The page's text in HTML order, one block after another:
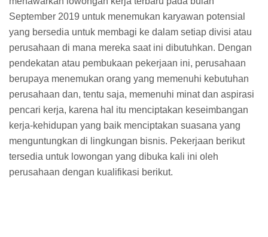
September 2019 untuk menemukan karyawan potensial
yang bersedia untuk membagi ke dalam setiap divisi atau
perusahaan di mana mereka saat ini dibutuhkan. Dengan
pendekatan atau pembukaan pekerjaan ini, perusahaan
berupaya menemukan orang yang memenuhi kebutuhan
perusahaan dan, tentu saja, memenuhi minat dan aspirasi
pencari kerja, karena hal itu menciptakan keseimbangan
kerja-kehidupan yang baik menciptakan suasana yang
menguntungkan di lingkungan bisnis. Pekerjaan berikut
tersedia untuk lowongan yang dibuka kali ini oleh
perusahaan dengan kualifikasi berikut.